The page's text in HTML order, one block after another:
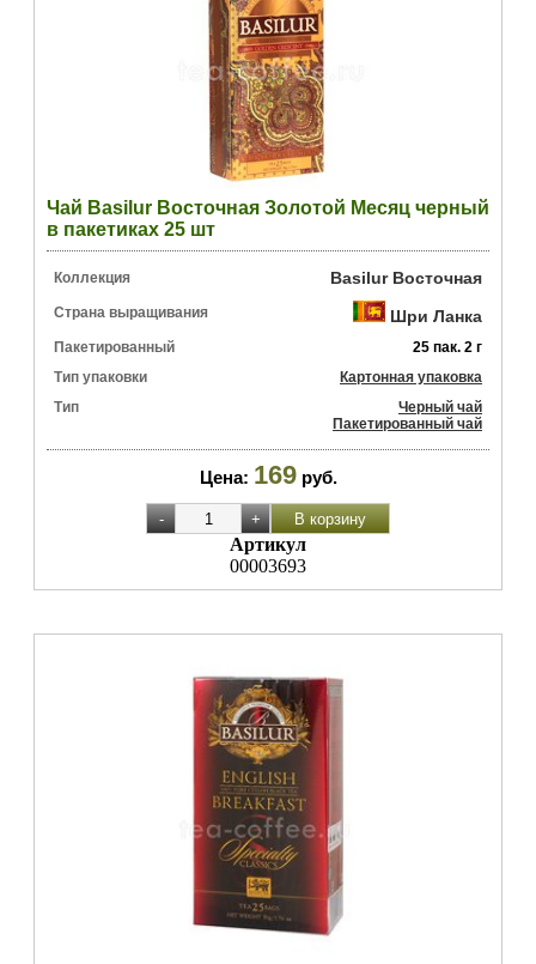
Чай Basilur Восточная Золотой Месяц черный
в пакетиках 25 шт
Коллекция Basilur Восточная
Страна выращивания Шри Ланка
Пакетированный
25 пак. 2 г
Тип упаковки
Картонная упаковка
Тип
Черный чай
Пакетированный чай
Цена: 169 руб.
Артикул
00003693